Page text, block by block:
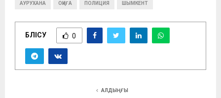
АУРУХАНА ОҚИҒА ПОЛИЦИЯ ШЫМКЕНТ
БӨЛІСУ 0
АЛДЫҢҒЫ